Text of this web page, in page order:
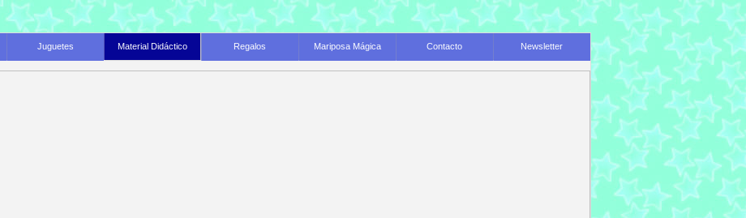
Juguetes Material Didáctico Regalos Mariposa Mágica Contacto Newsletter